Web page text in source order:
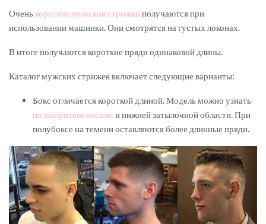
Оченькороткие мужские стрижки получаются при
использовании машинки. Они смотрятся на густых локонах.
В итоге получаются короткие пряди одинаковой длины.
Каталог мужских стрижек включает следующие варианты:
Бокс отличается короткой длиной. Модель можно узнать
по выбритым вискам и нижней затылочной области. При
полубоксе на темени оставляются более длинные пряди.